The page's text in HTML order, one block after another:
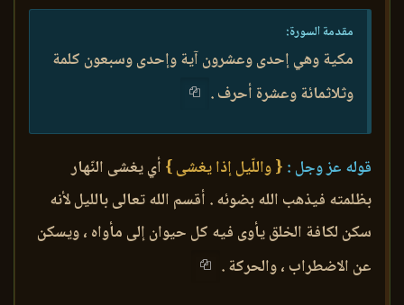
مقدمة السورة:
مكية وهي إحدى وعشرون آية وإحدى وسبعون كلمة
وثلاثمائة وعشرة أحرف .
قوله عز وجل : { واللّيل إذا يغشى } أي يغشى النّهار
بظلمته فيذهب الله بضوئه . أقسم الله تعالى بالليل لأنه
سكن لكافة الخلق يأوى فيه كل حيوان إلى مأواه ، ويسكن
عن الاضطراب ، والحركة .